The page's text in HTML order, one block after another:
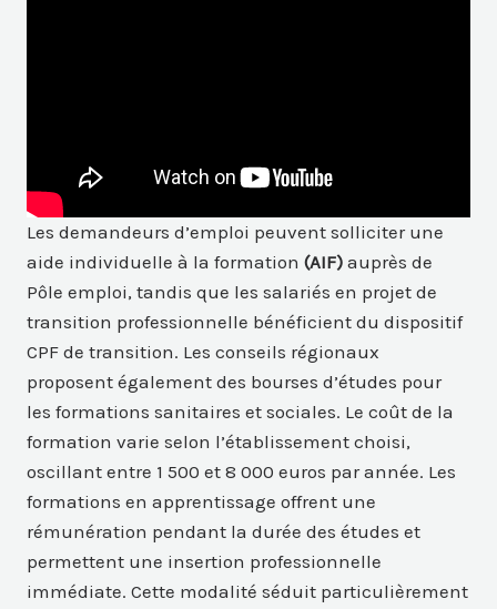
Les demandeurs d’emploi peuvent solliciter une
aide individuelle à la formation(AIF) auprès de
Pôle emploi, tandis que les salariés en projet de
transition professionnelle bénéficient du dispositif
CPF de transition. Les conseils régionaux
proposent également des bourses d’études pour
les formations sanitaires et sociales. Le coût de la
formation varie selon l’établissement choisi,
oscillant entre 1 500 et 8 000 euros par année. Les
formations en apprentissage offrent une
rémunération pendant la durée des études et
permettent une insertion professionnelle
immédiate. Cette modalité séduit particulièrement